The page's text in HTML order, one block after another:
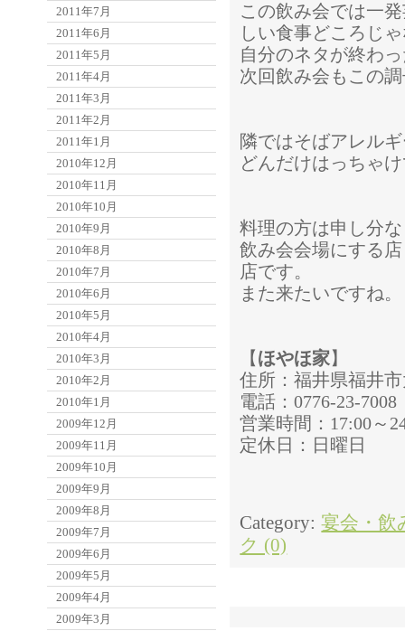
この飲み会では一
しい食事どころじ
自分のネタが終わ
次回飲み会もこの
隣ではそばアレル
どんだけはっちゃ
料理の方は申し分
飲み会会場にする
店です。
また来たいですね。
【ほやほ家】
住所：福井県福井
電話：0776-23-7008
営業時間：17:00～
定休日：日曜日
Category: 宴会・飲
ク (0)
2011年7月
2011年6月
2011年5月
2011年4月
2011年3月
2011年2月
2011年1月
2010年12月
2010年11月
2010年10月
2010年9月
2010年8月
2010年7月
2010年6月
2010年5月
2010年4月
2010年3月
2010年2月
2010年1月
2009年12月
2009年11月
2009年10月
2009年9月
2009年8月
2009年7月
2009年6月
2009年5月
2009年4月
2009年3月